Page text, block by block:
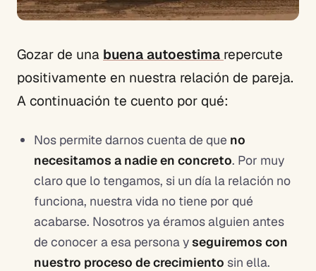
Gozar de una buena autoestima repercute
positivamente en nuestra relación de pareja.
A continuación te cuento por qué:
Nos permite darnos cuenta de que no
necesitamos a nadie en concreto. Por muy
claro que lo tengamos, si un día la relación no
funciona, nuestra vida no tiene por qué
acabarse. Nosotros ya éramos alguien antes
de conocer a esa persona yseguiremos con
nuestro proceso de crecimiento sin ella.